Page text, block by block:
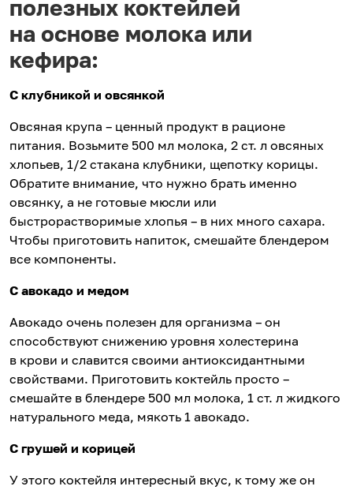
полезных коктейлей
на основе молока или
кефира:
С клубникой и овсянкой
Овсяная крупа – ценный продукт в рационе
питания. Возьмите 500 мл молока, 2 ст. л овсяных
хлопьев, 1/2 стакана клубники, щепотку корицы.
Обратите внимание, что нужно брать именно
овсянку, а не готовые мюсли или
быстрорастворимые хлопья – в них много сахара.
Чтобы приготовить напиток, смешайте блендером
все компоненты.
С авокадо и медом
Авокадо очень полезен для организма – он
способствуют снижению уровня холестерина
в крови и славится своими антиоксидантными
свойствами. Приготовить коктейль просто –
смешайте в блендере 500 мл молока, 1 ст. л жидкого
натурального меда, мякоть 1 авокадо.
С грушей и корицей
У этого коктейля интересный вкус, к тому же он